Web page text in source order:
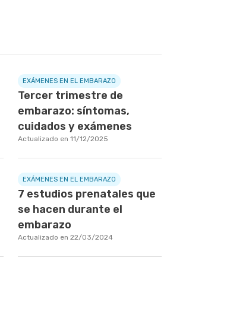
EXÁMENES EN EL EMBARAZO
Tercer trimestre de
embarazo: síntomas,
cuidados y exámenes
Actualizado en 11/12/2025
EXÁMENES EN EL EMBARAZO
7 estudios prenatales que
se hacen durante el
embarazo
Actualizado en 22/03/2024